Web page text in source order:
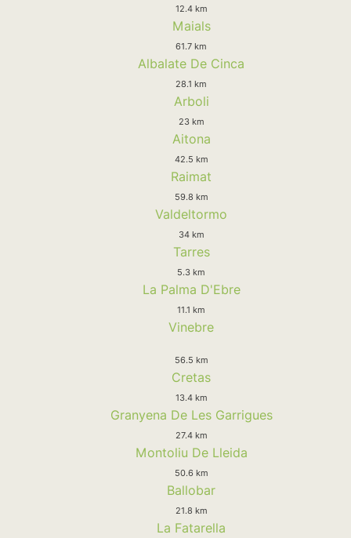
12.4 km
Maials
61.7 km
Albalate De Cinca
28.1 km
Arboli
23 km
Aitona
42.5 km
Raimat
59.8 km
Valdeltormo
34 km
Tarres
5.3 km
La Palma D'Ebre
11.1 km
Vinebre
56.5 km
Cretas
13.4 km
Granyena De Les Garrigues
27.4 km
Montoliu De Lleida
50.6 km
Ballobar
21.8 km
La Fatarella